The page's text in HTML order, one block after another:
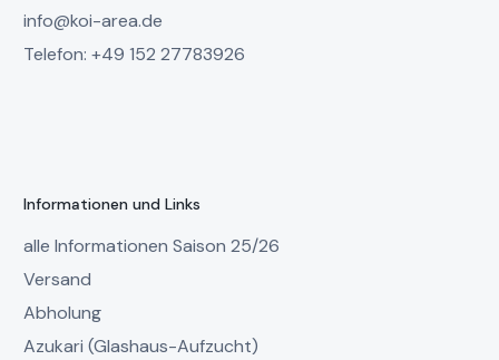
info@koi-area.de
Telefon: +49 152 27783926
Informationen und Links
alle Informationen Saison 25/26
Versand
Abholung
Azukari (Glashaus-Aufzucht)